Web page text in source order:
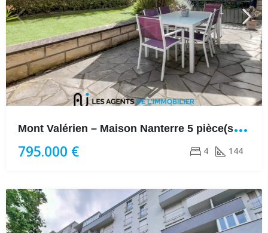
M
ont Valérien – Maison Nanterre 5 pièce(s) 144 m2
795.000 € 4 144